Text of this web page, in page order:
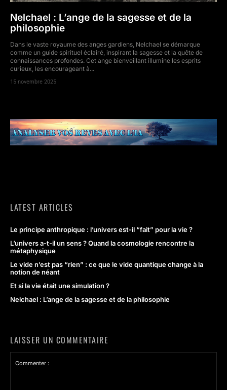
Nelchael : L’ange de la sagesse et de la
philosophie
Dans le vaste royaume des anges gardiens, Nelchael se démarque
comme un guide spirituel éclairé, inspirant la sagesse et la quête de
connaissances profondes. Cet ange bienveillant illumine les esprits
curieux, les encourageant à...
15 novembre 2025
LATEST ARTICLES
Le principe anthropique : l’univers est-il “fait” pour la vie ?
L’univers a-t-il un sens ? Quand la cosmologie rencontre la
métaphysique
Le vide n’est pas “rien” : ce que le vide quantique change à la
notion de néant
Et si la vie était une simulation ?
Nelchael : L’ange de la sagesse et de la philosophie
LAISSER UN COMMENTAIRE